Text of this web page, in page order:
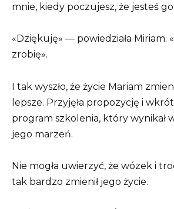
mnie, kiedy poczujesz, że jesteś
«Dziękuję» — powiedziała Miriam.
zrobię».
I tak wyszło, że życie Mariam
lepsze. Przyjęła propozycję i
program szkolenia, który wynikał
jego marzeń.
Nie mogła uwierzyć, że wózek i
tak bardzo zmienił jego życie.